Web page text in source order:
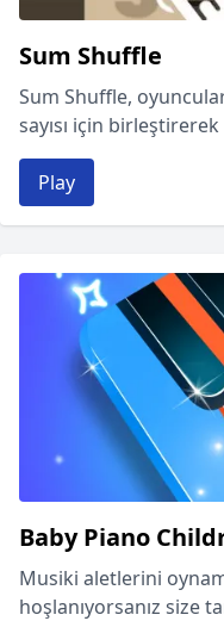
Sum Shuffle
Sum Shuffle,
sayısı için
Play
Baby Piano
Musiki aletlerini
hoşlanıyorsanız size